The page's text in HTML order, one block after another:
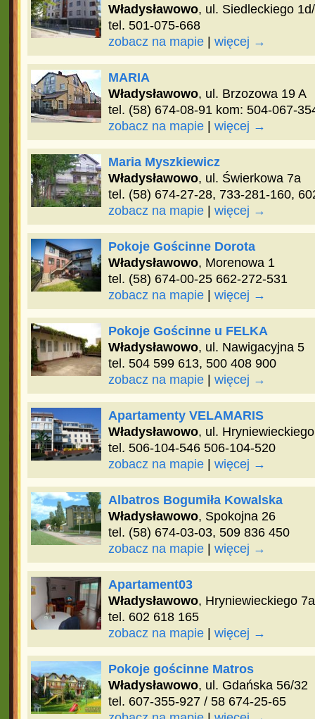
Władysławowo, ul. Siedleckiego
tel. 501-075-668
zobacz na mapie| więcej →
MARIA
Władysławowo, ul. Brzozowa 19 A
tel. (58) 674-08-91 kom: 504-067-
zobacz na mapie| więcej →
Maria Myszkiewicz
Władysławowo, ul. Świerkowa 7a
tel. (58) 674-27-28, 733-281-160,
zobacz na mapie| więcej →
Pokoje Gościnne Dorota
Władysławowo, Morenowa 1
tel. (58) 674-00-25 662-272-531
zobacz na mapie| więcej →
Pokoje Gościnne u FELKA
Władysławowo, ul. Nawigacyjna 5
tel. 504 599 613, 500 408 900
zobacz na mapie| więcej →
Apartamenty VELAMARIS
Władysławowo, ul.
tel. 506-104-546 506-104-520
zobacz na mapie| więcej →
Albatros Bogumiła Kowalska
Władysławowo, Spokojna 26
tel. (58) 674-03-03, 509 836 450
zobacz na mapie| więcej →
Apartament03
Władysławowo, Hryniewieckiego 7a
tel. 602 618 165
zobacz na mapie| więcej →
Pokoje gościnne Matros
Władysławowo, ul. Gdańska 56/32
tel. 607-355-927 / 58 674-25-65